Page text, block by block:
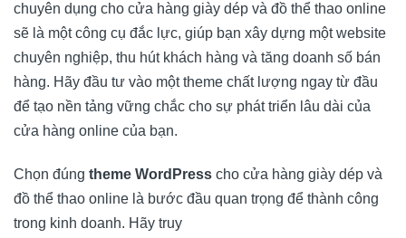
chuyên dụng cho cửa hàng giày dép và đồ thể thao online
sẽ là một công cụ đắc lực, giúp bạn xây dựng một website
chuyên nghiệp, thu hút khách hàng và tăng doanh số bán
hàng. Hãy đầu tư vào một theme chất lượng ngay từ đầu
để tạo nền tảng vững chắc cho sự phát triển lâu dài của
cửa hàng online của bạn.
Chọn đúng theme WordPress cho cửa hàng giày dép và
đồ thể thao online là bước đầu quan trọng để thành công
trong kinh doanh. Hãy truy